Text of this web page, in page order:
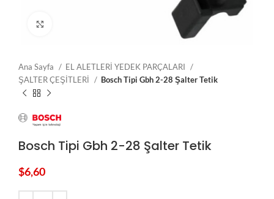
Ana Sayfa
EL ALETLERİ YEDEK PARÇALARI
ŞALTER ÇEŞİTLERİ
Bosch Tipi Gbh 2-28 Şalter Tetik
Bosch Tipi Gbh 2-28 Şalter Tetik
$6,60